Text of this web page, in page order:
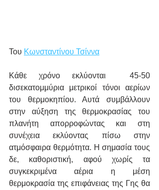
Του Κωνσταντίνου Τσίννα
Κάθε χρόνο εκλύονται  45-50
δισεκατομμύρια μετρικοί τόνοι αερίων
του θερμοκηπίου. Αυτά συμβάλλουν
στην αύξηση της θερμοκρασίας του
πλανήτη απορροφώντας και στη
συνέχεια εκλύοντας πίσω στην
ατμόσφαιρα θερμότητα. Η σημασία τους
δε, καθοριστική, αφού χωρίς τα
συγκεκριμένα αέρια η μέση
θερμοκρασία της επιφάνειας της Γης θα